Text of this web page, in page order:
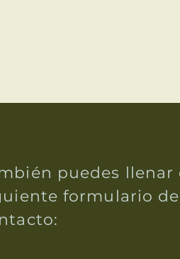
puedes llenar
formulario de